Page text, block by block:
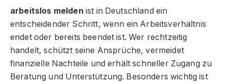
arbeitslos melden ist in Deutschland ein
entscheidender Schritt, wenn ein Arbeitsverhältnis
endet oder bereits beendet ist. Wer rechtzeitig
handelt, schützt seine Ansprüche, vermeidet
finanzielle Nachteile und erhält schneller Zugang zu
Beratung und Unterstützung. Besonders wichtig ist